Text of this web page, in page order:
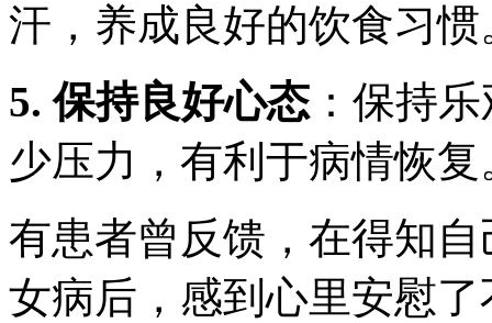
汗，养成良好的饮食习惯
5. 保持良好心态 ：保持
少压力，有利于病情恢复
有患者曾反馈，在得知
女病后，感到心里安慰